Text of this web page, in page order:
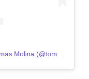
Una publicación compartida de Tomas Molina (@tomasmolinab)